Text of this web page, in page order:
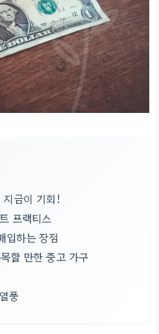
지금이 기회!
프랙티스
입하는 장점
할 만한 중고 가구
풍